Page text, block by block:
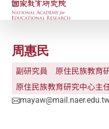
國家教育研究
周惠民
副研究員
原住民族教育
原住民族教育研究中心主